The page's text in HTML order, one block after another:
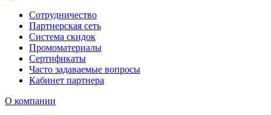
Сотрудничество
Партнерская сеть
Система скидок
Промоматериалы
Сертификаты
Часто задаваемые вопросы
Кабинет партнера
О компании